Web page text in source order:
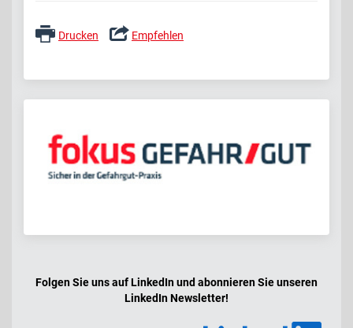
Drucken Empfehlen
Folgen Sie uns auf LinkedIn und abonnieren Sie unseren
LinkedIn Newsletter!